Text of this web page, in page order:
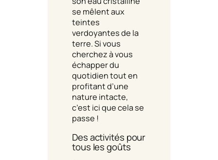
se mêlent aux
teintes
verdoyantes de la
terre. Si vous
cherchez à vous
échapper du
quotidien tout en
profitant d’une
nature intacte,
c’est ici que cela se
passe !
Des activités pour
tous les goûts